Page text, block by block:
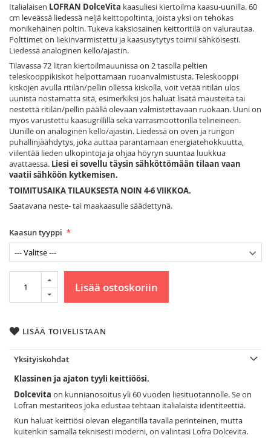
Italialaisen LOFRAN DolceVita kaasuliesi kiertoilma kaasu-uunilla. 60
cm leveässä liedessä neljä keittopoltinta, joista yksi on tehokas
monikehäinen poltin. Tukeva kaksiosainen keittoritilä on valurautaa.
Polttimet on liekinvarmistettu ja kaasusytytys toimii sähköisesti.
Liedessä analoginen kello/ajastin.
Tilavassa 72 litran kiertoilmauunissa on 2 tasolla peltien
teleskooppikiskot helpottamaan ruoanvalmistusta. Teleskooppi
kiskojen avulla ritilän/pellin ollessa kiskolla, voit vetää ritilän ulos
uunista nostamatta sitä, esimerkiksi jos haluat lisätä mausteita tai
nestettä ritilän/pellin päällä olevaan valmistettavaan ruokaan. Uuni on
myös varustettu kaasugrillillä sekä varrasmoottorilla telineineen.
Uunille on analoginen kello/ajastin. Liedessä on oven ja rungon
puhallinjäähdytys, joka auttaa parantamaan energiatehokkuutta,
viilentää lieden ulkopintoja ja ohjaa höyryn suuntaa luukkua
avattaessa. Liesi ei sovellu täysin sähköttömään tilaan vaan
vaatii sähköön kytkemisen.
TOIMITUSAIKA TILAUKSESTA NOIN 4-6 VIIKKOA.
Saatavana neste- tai maakaasulle säädettynä.
Kaasun tyyppi
Lisää ostoskoriin
LISÄÄ TOIVELISTAAN
Yksityiskohdat
Klassinen ja ajaton tyyli keittiöösi.
Dolcevita on kunnianosoitus yli 60 vuoden liesituotannolle. Se on
Lofran mestariteos joka edustaa tehtaan italialaista identiteettiä.
Kun haluat keittiösi olevan elegantilla tavalla perinteinen, mutta
kuitenkin samalla teknisesti moderni, on valintasi Lofra Dolcevita.